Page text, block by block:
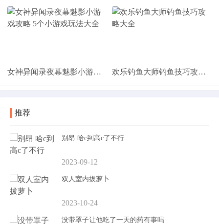
女神异闻录夜幕魅影小游戏攻略 5个小游戏玩法大全 欢乐钓鱼大师钓鱼技巧攻略大全
推荐
别昂 哈c到高c了不行
2023-09-12
双人室内拔萝卜
2023-10-24
没带罩子让他吃了一天的药有事吗